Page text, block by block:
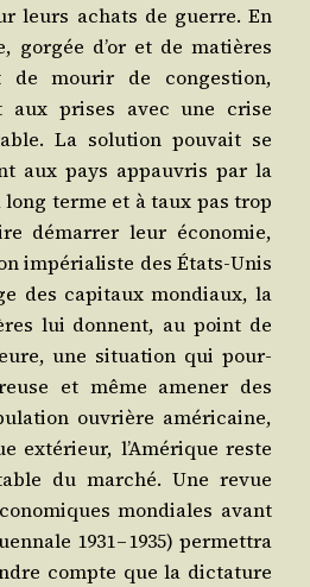
leurs achats de guerre. En
gor­gée d’or et de matières
de mou­rir de conges­tion,
aux prises avec une crise
La solu­tion pou­vait se
aux pays appau­vris par la
terme et à taux pas trop
démar­rer leur éco­no­mie,
impé­ria­liste des États-Unis
des capi­taux mon­diaux, la
lui donnent, au point de
une situa­tion qui pour­
et même ame­ner des
ouvrière amé­ri­caine,
exté­rieur, l’A­mé­rique reste
du mar­ché. Une revue
mon­diales avant
1931 – 1935) per­met­tra
compte que la dic­ta­ture